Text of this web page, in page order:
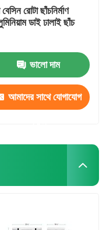
রোটা ছাঁচনির্মাণ
ডাই ঢালাই ছাঁচ
ভালো দাম
আমাদের সাথে যোগাযোগ